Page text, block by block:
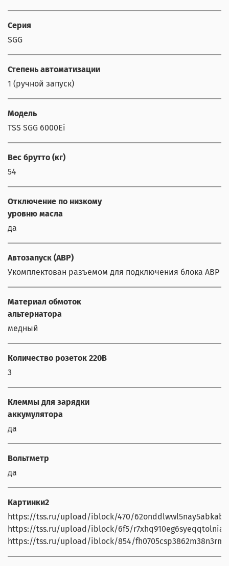
Серия
SGG
Степень автоматизации
1 (ручной запуск)
Модель
TSS SGG 6000Ei
Вес брутто (кг)
54
Отключение по низкому
уровню масла
да
Автозапуск (АВР)
Укомплектован разъемом для подключения блока АВР
Материал обмоток
альтернатора
медный
Количество розеток 220В
3
Клеммы для зарядки
аккумулятора
да
Вольтметр
да
Картинки2
https://tss.ru/upload/iblock/470/
https://tss.ru/upload/iblock/6f5/
https://tss.ru/upload/iblock/854/